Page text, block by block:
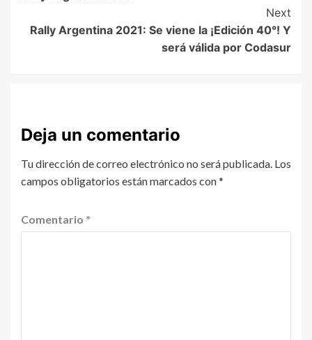
Next
Rally Argentina 2021: Se viene la ¡Edición 40°! Y
será válida por Codasur
Deja un comentario
Tu dirección de correo electrónico no será publicada. Los
campos obligatorios están marcados con*
Comentario *